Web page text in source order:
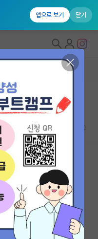
앱으로 보기 닫기